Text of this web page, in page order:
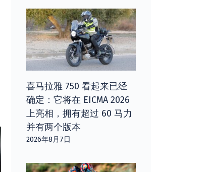
喜马拉雅 750 看起来已经
确定：它将在 EICMA 2026
上亮相，拥有超过 60 马力
并有两个版本
2026年8月7日